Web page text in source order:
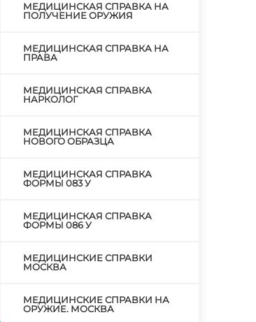
МЕДИЦИНСКАЯ СПРАВКА НА
ПОЛУЧЕНИЕ ОРУЖИЯ
МЕДИЦИНСКАЯ СПРАВКА НА
ПРАВА
МЕДИЦИНСКАЯ СПРАВКА
НАРКОЛОГ
МЕДИЦИНСКАЯ СПРАВКА
НОВОГО ОБРАЗЦА
МЕДИЦИНСКАЯ СПРАВКА
ФОРМЫ 083 У
МЕДИЦИНСКАЯ СПРАВКА
ФОРМЫ 086 У
МЕДИЦИНСКИЕ СПРАВКИ
МОСКВА
МЕДИЦИНСКИЕ СПРАВКИ НА
ОРУЖИЕ. МОСКВА